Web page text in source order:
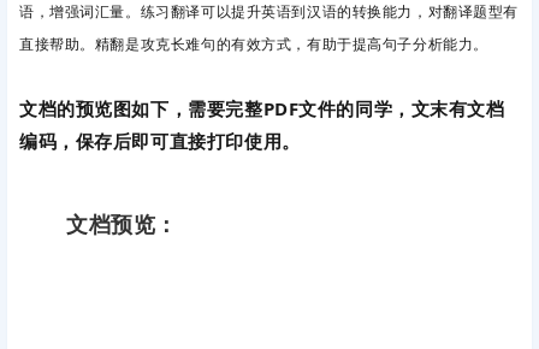
语，增强词汇量。练习翻译可以提升英语到汉语的转换能力，对翻译题型有
直接帮助。精翻是攻克长难句的有效方式，有助于提高句子分析能力。
文档的预览图如下，需要完整PDF文件的同学，文末有文档
编码，保存后即可直接打印使用。
文档预览：